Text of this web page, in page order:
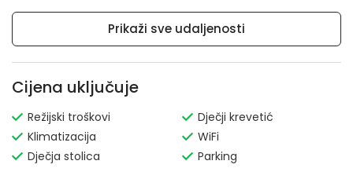
Prikaži sve udaljenosti
Cijena uključuje
Režijski troškovi
Klimatizacija
Dječja stolica
Dječji krevetić
WiFi
Parking